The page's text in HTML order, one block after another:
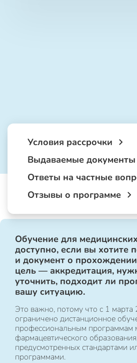
Условия рассрочки
Выдаваемые документы
Ответы на частные
Отзывы о программе
Обучение для
доступно, если вы хотите
и документ о
цель — аккредитация,
уточнить, подходит ли
вашу ситуацию.
Это важно, потому что с 1 марта
ограничено дистанционное
профессиональным программам
фармацевтического
предусмотренных стандартами
программами.